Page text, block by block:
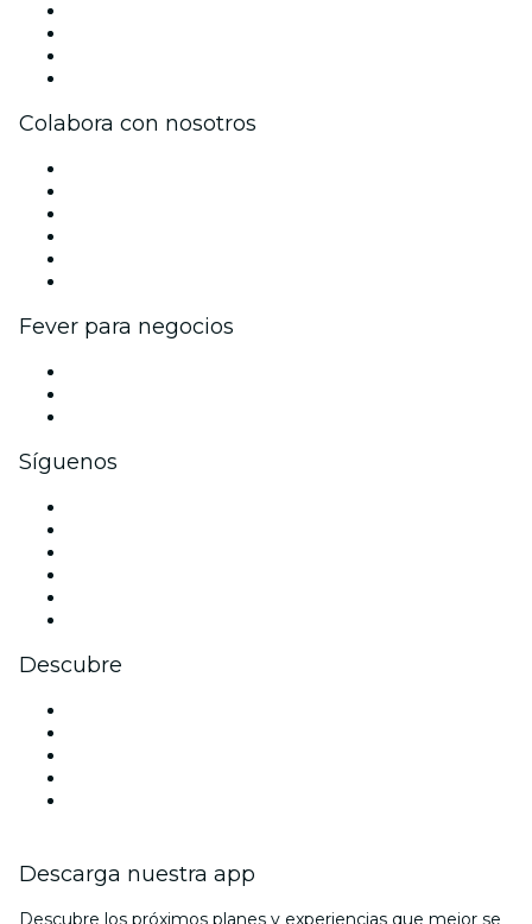
Colabora con nosotros
Fever para negocios
Síguenos
Descubre
Descarga nuestra app
Descubre los próximos planes y experiencias que mejor se